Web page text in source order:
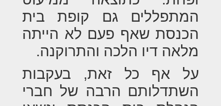
המתפללים גם קופת בית
הכנסת שאף פעם לא הייתה
מלאה דיו הלכה והתרוקנה.
על אף כל זאת, בעקבות
השתדלותם הרבה של חברי